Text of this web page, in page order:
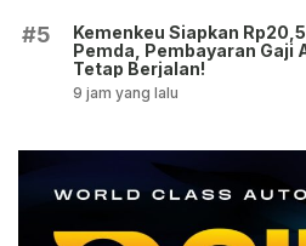
#5
Kemenkeu Siapkan
Pemda, Pembayaran Gaji
Tetap Berjalan!
9 jam yang lalu